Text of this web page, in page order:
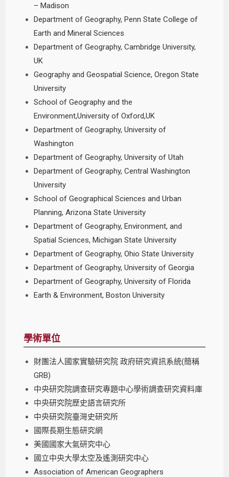
– Madison
Department of Geography, Penn State College of
Earth and Mineral Sciences
Department of Geography, Cambridge University,
UK
Geography and Geospatial Science, Oregon State
University
School of Geography and the
Environment,University of Oxford,UK
Department of Geography, University of
Washington
Department of Geography, University of Utah
Department of Geography, Central Washington
University
School of Geographical Sciences and Urban
Planning, Arizona State University
Department of Geography, Environment, and
Spatial Sciences, Michigan State University
Department of Geography, Ohio State University
Department of Geography, University of Georgia
Department of Geography, University of Florida
Earth & Environment, Boston University
學術單位
財團法人國家實驗研究院 政府研究資訊系統(簡稱
GRB)
中央研究院調查研究專題中心學術調查研究資料庫
中央研究院歷史語言研究所
中央研究院臺灣史研究所
國際長期生態研究網
美國國家大氣研究中心
國立中央大學太空及遙測研究中心
Association of American Geographers